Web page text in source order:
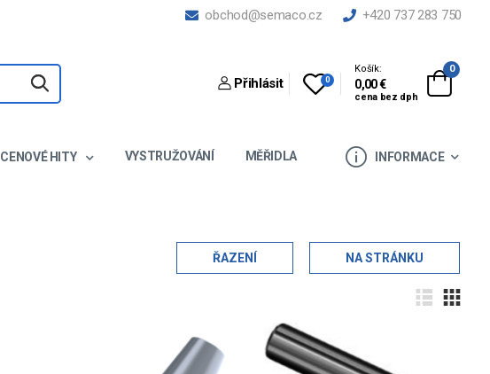
obchod@semaco.cz +420 737 283 750
Přihlásit 0
Košík:
0,00 €
cena bez dph
0
CENOVÉ HITY VYSTRUŽOVÁNÍ MĚŘIDLA INFORMACE
ŘAZENÍ NA STRÁNKU